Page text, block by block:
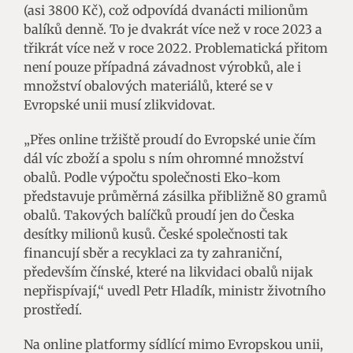
(asi 3800 Kč), což odpovídá dvanácti milionům
balíků denně. To je dvakrát více než v roce 2023 a
třikrát více než v roce 2022. Problematická přitom
není pouze případná závadnost výrobků, ale i
množství obalových materiálů, které se v
Evropské unii musí zlikvidovat.
„Přes online tržiště proudí do Evropské unie čím
dál víc zboží a spolu s ním ohromné množství
obalů. Podle výpočtu společnosti Eko-kom
představuje průměrná zásilka přibližně 80 gramů
obalů. Takových balíčků proudí jen do Česka
desítky milionů kusů. České společnosti tak
financují sběr a recyklaci za ty zahraniční,
především čínské, které na likvidaci obalů nijak
nepřispívají,“ uvedl Petr Hladík, ministr životního
prostředí.
Na online platformy sídlící mimo Evropskou unii,